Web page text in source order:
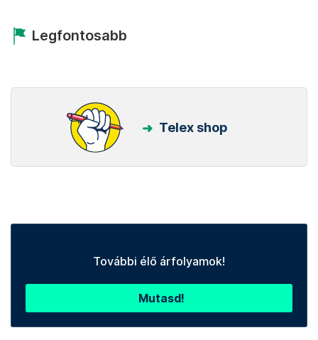
Legfontosabb
Telex shop
További élő árfolyamok!
Mutasd!